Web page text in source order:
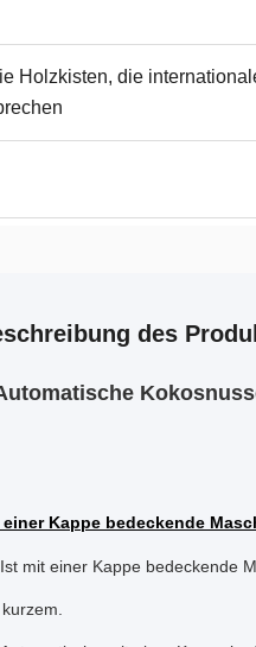
Holzkisten, die
des
einer Kappe bedeckende
Ist mit einer Kappe bedeckende